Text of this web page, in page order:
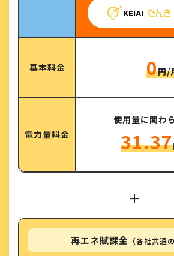
基本料金 0円/
電力量料金
使用量に関わ
31.37
＋
再エネ賦課金 （各社共通